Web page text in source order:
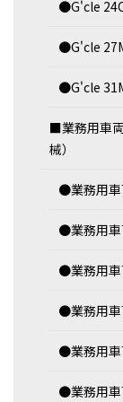
●G'cle
●G'cle
●G'cle
■業務用車
械）
●業務用
●業務用
●業務用
●業務用
●業務用
●業務用